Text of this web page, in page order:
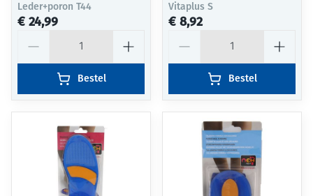
Leder+poron T44
€ 24,99
Bestel
Vitaplus S
€ 8,92
Bestel